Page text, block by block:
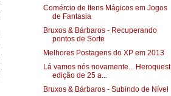
Comércio de Itens Mágicos em Jogos
de Fantasia
Bruxos & Bárbaros - Recuperando
pontos de Sorte
Melhores Postagens do XP em 2013
Lá vamos nós novamente... Heroquest
edição de 25 a...
Bruxos & Bárbaros - Subindo de Nível